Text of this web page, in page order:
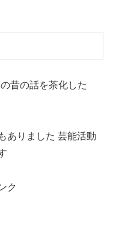
昔の話を茶化した
ありました 芸能活動
ク